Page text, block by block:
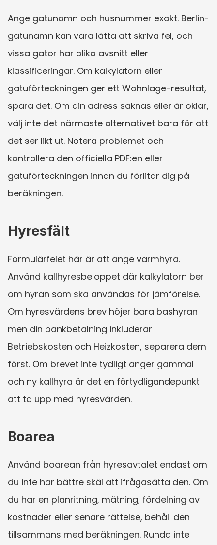
Ange gatunamn och husnummer exakt. Berlin-
gatunamn kan vara lätta att skriva fel, och
vissa gator har olika avsnitt eller
klassificeringar. Om kalkylatorn eller
gatuförteckningen ger ett Wohnlage-resultat,
spara det. Om din adress saknas eller är oklar,
välj inte det närmaste alternativet bara för att
det ser likt ut. Notera problemet och
kontrollera den officiella PDF:en eller
gatuförteckningen innan du förlitar dig på
beräkningen.
Hyresfält
Formulärfelet här är att ange varmhyra.
Använd kallhyresbeloppet där kalkylatorn ber
om hyran som ska användas för jämförelse.
Om hyresvärdens brev höjer bara bashyran
men din bankbetalning inkluderar
Betriebskosten och Heizkosten, separera dem
först. Om brevet inte tydligt anger gammal
och ny kallhyra är det en förtydligandepunkt
att ta upp med hyresvärden.
Boarea
Använd boarean från hyresavtalet endast om
du inte har bättre skäl att ifrågasätta den. Om
du har en planritning, mätning, fördelning av
kostnader eller senare rättelse, behåll den
tillsammans med beräkningen. Runda inte